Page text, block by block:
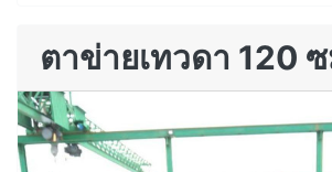
ตาข่ายเทวดา 120